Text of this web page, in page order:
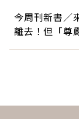
今周刊新書／
離去！但「尊